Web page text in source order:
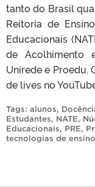
tanto do Brasil
Reitoria de
Educacionais
de Acolhimento
Unirede e Proedu.
de lives no
Tags: alunos,
Estudantes, NATE,
Educacionais, PRE,
tecnologias de